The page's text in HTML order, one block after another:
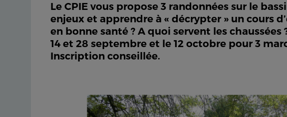
Le CPIE vous propose 3 randonnées sur le
enjeux et apprendre à « décrypter » un cours
en bonne santé ? A quoi servent les
14 et 28 septembre et le 12 octobre pour 3
Inscription conseillée.